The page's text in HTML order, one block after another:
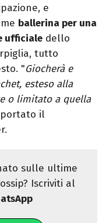
e
ballerina per una
ufficiale dello
tutto
"Giocherà e
esteso alla
o limitato a quella
il
sulle ultime
Iscriviti al